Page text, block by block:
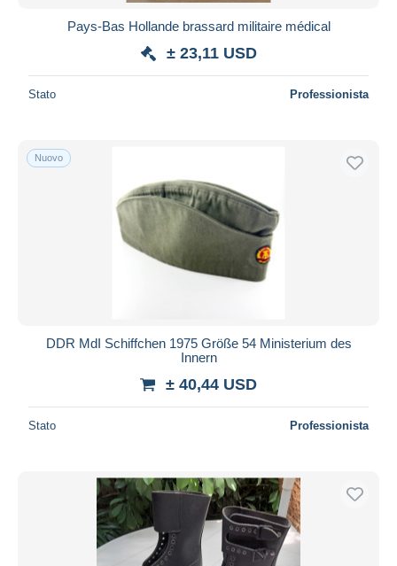
Pays-Bas Hollande brassard militaire médical
± 23,11 USD
Stato Professionista
Nuovo
DDR MdI Schiffchen 1975 Größe 54 Ministerium des
Innern
± 40,44 USD
Stato Professionista